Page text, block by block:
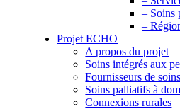
– Soins
–
Projet ECHO
A propos du projet
Soins intégrés aux
Fournisseurs de
Soins palliatifs à
Connexions rurales